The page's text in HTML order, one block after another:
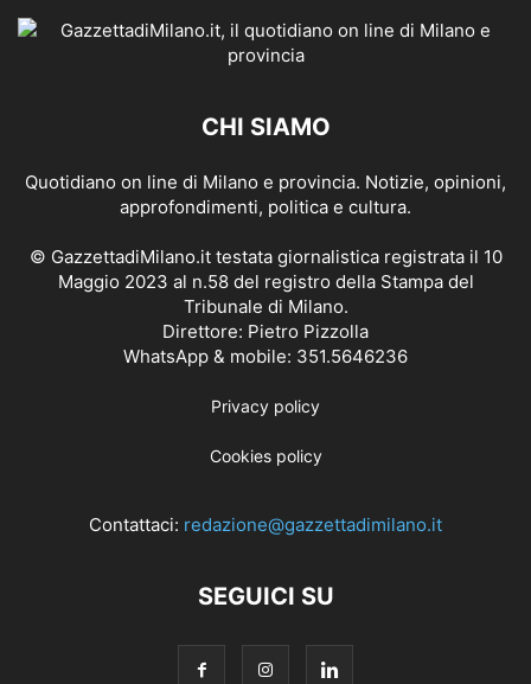
CHI SIAMO
Quotidiano on line di Milano e provincia. Notizie, opinioni,
approfondimenti, politica e cultura.
© GazzettadiMilano.it testata giornalistica registrata il 10
Maggio 2023 al n.58 del registro della Stampa del
Tribunale di Milano.
Direttore: Pietro Pizzolla
WhatsApp & mobile: 351.5646236
Privacy policy
Cookies policy
Contattaci: redazione@gazzettadimilano.it
SEGUICI SU